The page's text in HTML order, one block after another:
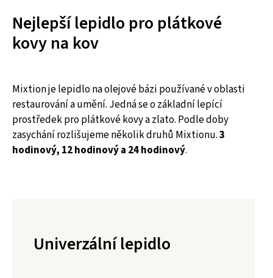
Nejlepší lepidlo pro plátkové
kovy na kov
Mixtion je lepidlo na olejové bázi používané v oblasti
restaurování a umění. Jedná se o základní lepící
prostředek pro plátkové kovy a zlato. Podle doby
zasychání rozlišujeme několik druhů Mixtionu.3
hodinový, 12 hodinový a 24 hodinový.
Univerzální lepidlo